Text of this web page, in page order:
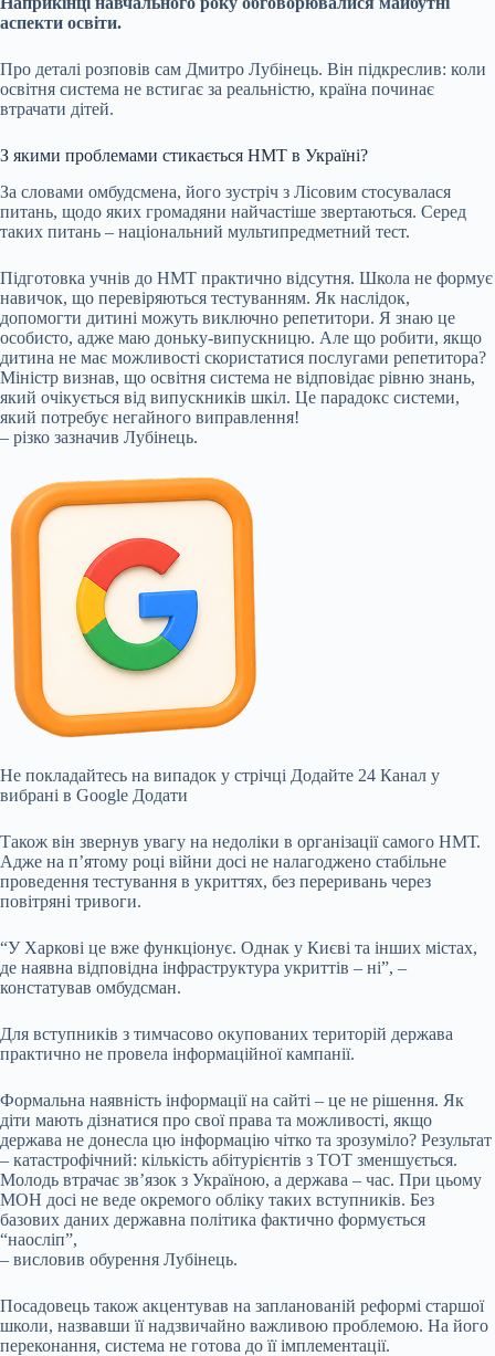
аспекти освіти.
Про деталі розповів сам Дмитро Лубінець. Він підкреслив: коли
освітня система не встигає за реальністю, країна починає
втрачати дітей.
З якими проблемами стикається НМТ в Україні?
За словами омбудсмена, його зустріч з Лісовим стосувалася
питань, щодо яких громадяни найчастіше звертаються. Серед
таких питань – національний мультипредметний тест.
Підготовка учнів до НМТ практично відсутня. Школа не формує
навичок, що перевіряються тестуванням. Як наслідок,
допомогти дитині можуть виключно репетитори. Я знаю це
особисто, адже маю доньку-випускницю. Але що робити, якщо
дитина не має можливості скористатися послугами репетитора?
Міністр визнав, що освітня система не відповідає рівню знань,
який очікується від випускників шкіл. Це парадокс системи,
який потребує негайного виправлення!
– різко зазначив Лубінець.
Не покладайтесь на випадок у стрічці Додайте 24 Канал у
вибрані в Google Додати
Також він звернув увагу на недоліки в організації самого НМТ.
Адже на п’ятому році війни досі не налагоджено стабільне
проведення тестування в укриттях, без переривань через
повітряні тривоги.
“У Харкові це вже функціонує. Однак у Києві та інших містах,
де наявна відповідна інфраструктура укриттів – ні”, –
констатував омбудсман.
Для вступників з тимчасово окупованих територій держава
практично не провела інформаційної кампанії.
Формальна наявність інформації на сайті – це не рішення. Як
діти мають дізнатися про свої права та можливості, якщо
держава не донесла цю інформацію чітко та зрозуміло? Результат
– катастрофічний: кількість абітурієнтів з ТОТ зменшується.
Молодь втрачає зв’язок з Україною, а держава – час. При цьому
МОН досі не веде окремого обліку таких вступників. Без
базових даних державна політика фактично формується
“наосліп”,
– висловив обурення Лубінець.
Посадовець також акцентував на запланованій реформі старшої
школи, назвавши її надзвичайно важливою проблемою. На його
переконання, система не готова до її імплементації.